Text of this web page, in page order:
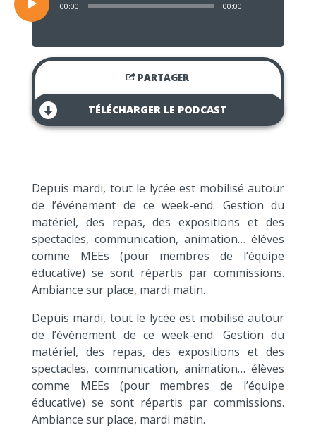
00:00 00:00
PARTAGER
TÉLÉCHARGER LE PODCAST
Depuis mardi, tout le lycée est mobilisé autour
de l’événement de ce week-end. Gestion du
matériel, des repas, des expositions et des
spectacles, communication, animation… élèves
comme MEEs (pour membres de l’équipe
éducative) se sont répartis par commissions.
Ambiance sur place, mardi matin.
Depuis mardi, tout le lycée est mobilisé autour
de l’événement de ce week-end. Gestion du
matériel, des repas, des expositions et des
spectacles, communication, animation… élèves
comme MEEs (pour membres de l’équipe
éducative) se sont répartis par commissions.
Ambiance sur place, mardi matin.